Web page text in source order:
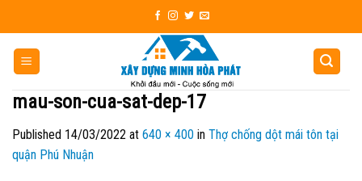
to
content
mau-son-cua-sat-dep-17
Published 14/03/2022 at 640 × 400 in Thợ chống dột mái tôn tại
quận Phú Nhuận